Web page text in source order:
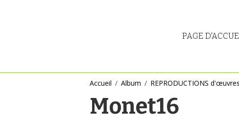
PAGE
Accueil Album REPRODUCTIONS
Monet16